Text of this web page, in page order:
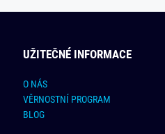
UŽITEČNÉ INFORMACE
O NÁS
VĚRNOSTNÍ PROGRAM
BLOG